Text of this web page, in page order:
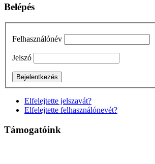
Belépés
Felhasználónév
Jelszó
Elfelejtette jelszavát?
Elfelejtette felhasználónevét?
Támogatóink